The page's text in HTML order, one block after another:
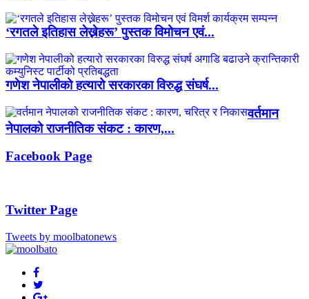
‘रगतले इतिहास लेख्नेहरू’ पुस्तक विमोचन एवं...
गणेश नेपालीको हत्यारो सरकारका विरुद्ध संघर्ष...
वर्तमान
नेपालको राजनीतिक संकट : कारण,...
Facebook Page
Twitter Page
Tweets by moolbatonews